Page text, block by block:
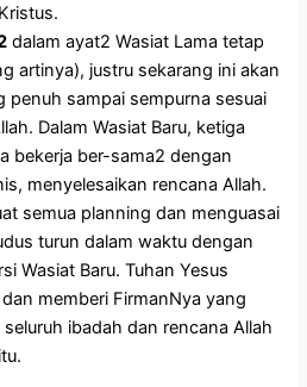
dalam ayat2 Wasiat Lama tetap
artinya), justru sekarang ini akan
penuh sampai sempurna sesuai
Dalam Wasiat Baru, ketiga
bekerja ber-sama2 dengan
menyelesaikan rencana Allah.
semua planning dan menguasai
turun dalam waktu dengan
Wasiat Baru. Tuhan Yesus
memberi FirmanNya yang
ibadah dan rencana Allah